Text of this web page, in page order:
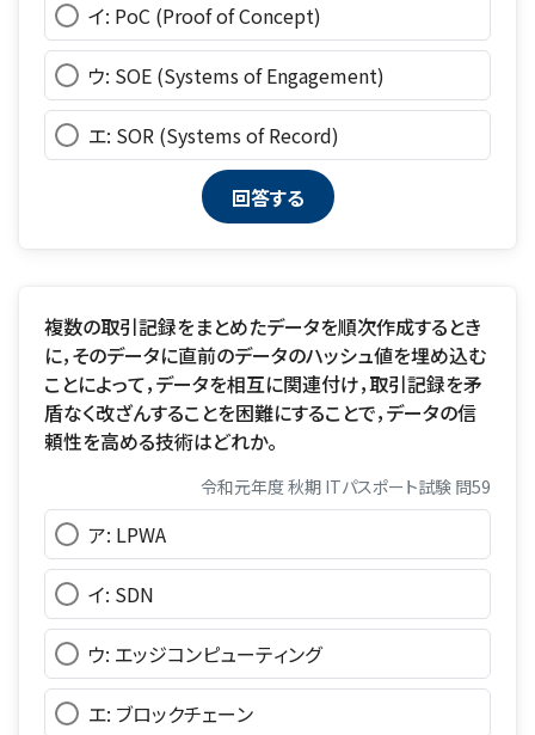
イ: PoC (Proof of Concept)
ウ: SOE (Systems of Engagement)
エ: SOR (Systems of Record)
複数の取引記録をまとめたデータを順次作成するとき
に，そのデータに直前のデータのハッシュ値を埋め込む
ことによって，データを相互に関連付け，取引記録を矛
盾なく改ざんすることを困難にすることで，データの信
頼性を高める技術はどれか。
令和元年度 秋期 ITパスポート試験 問59
ア: LPWA
イ: SDN
ウ: エッジコンピューティング
エ: ブロックチェーン